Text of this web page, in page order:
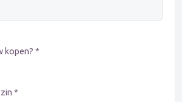
kopen? *
zin *